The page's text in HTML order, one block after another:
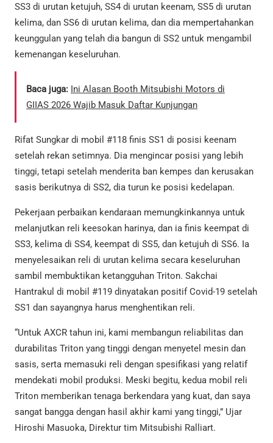
SS3 di urutan ketujuh, SS4 di urutan keenam, SS5 di urutan
kelima, dan SS6 di urutan kelima, dan dia mempertahankan
keunggulan yang telah dia bangun di SS2 untuk mengambil
kemenangan keseluruhan.
Baca juga: Ini Alasan Booth Mitsubishi Motors di
GIIAS 2026 Wajib Masuk Daftar Kunjungan
Rifat Sungkar di mobil #118 finis SS1 di posisi keenam
setelah rekan setimnya. Dia mengincar posisi yang lebih
tinggi, tetapi setelah menderita ban kempes dan kerusakan
sasis berikutnya di SS2, dia turun ke posisi kedelapan.
Pekerjaan perbaikan kendaraan memungkinkannya untuk
melanjutkan reli keesokan harinya, dan ia finis keempat di
SS3, kelima di SS4, keempat di SS5, dan ketujuh di SS6. Ia
menyelesaikan reli di urutan kelima secara keseluruhan
sambil membuktikan ketangguhan Triton. Sakchai
Hantrakul di mobil #119 dinyatakan positif Covid-19 setelah
SS1 dan sayangnya harus menghentikan reli.
“Untuk AXCR tahun ini, kami membangun reliabilitas dan
durabilitas Triton yang tinggi dengan menyetel mesin dan
sasis, serta memasuki reli dengan spesifikasi yang relatif
mendekati mobil produksi. Meski begitu, kedua mobil reli
Triton memberikan tenaga berkendara yang kuat, dan saya
sangat bangga dengan hasil akhir kami yang tinggi,” Ujar
Hiroshi Masuoka, Direktur tim Mitsubishi Ralliart.